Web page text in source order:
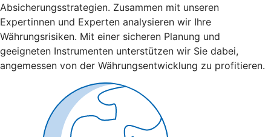
Absicherungsstrategien. Zusammen mit unseren
Expertinnen und Experten analysieren wir Ihre
Währungsrisiken. Mit einer sicheren Planung und
geeigneten Instrumenten unterstützen wir Sie dabei,
angemessen von der Währungsentwicklung zu profitieren.